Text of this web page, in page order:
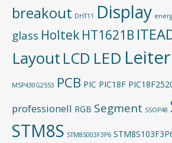
breakout DHT11 Display
glass Holtek HT1621B
Layout LCD LED
MSP430G2553 PCB PIC PIC18F
professionell RGB Segment SSOP48
STM8S STM8S003F3P6